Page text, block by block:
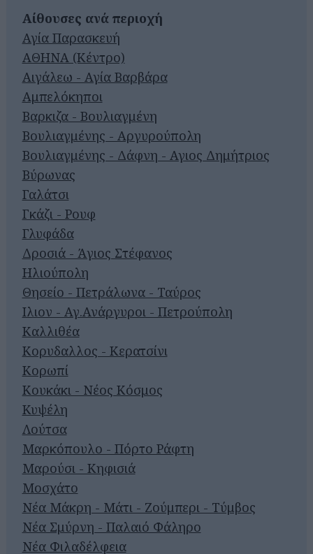
Αίθουσες ανά περιοχή
Αγία Παρασκευή
ΑΘΗΝΑ (Κέντρο)
Αιγάλεω - Αγία Βαρβάρα
Αμπελόκηποι
Βαρκιζα - Βουλιαγμένη
Βουλιαγμένης - Αργυρούπολη
Βουλιαγμένης - Δάφνη - Αγιος Δημήτριος
Βύρωνας
Γαλάτσι
Γκάζι - Ρουφ
Γλυφάδα
Δροσιά - Άγιος Στέφανος
Ηλιούπολη
Θησείο - Πετράλωνα - Ταύρος
Ιλιον - Αγ.Ανάργυροι - Πετρούπολη
Καλλιθέα
Κορυδαλλος - Κερατσίνι
Κορωπί
Κουκάκι - Νέος Κόσμος
Κυψέλη
Λούτσα
Μαρκόπουλο - Πόρτο Ράφτη
Μαρούσι - Κηφισιά
Μοσχάτο
Νέα Μάκρη - Μάτι - Ζούμπερι - Τύμβος
Νέα Σμύρνη - Παλαιό Φάληρο
Νέα Φιλαδέλφεια